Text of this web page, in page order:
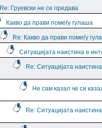
Re: Груевски не се предава
Какво да прави помеѓу гулаша
Re: Какво да прави помеѓу
Ситуацијата наистина е
Re: Ситуацијата
Не сам казал че си
Re: Ситуацијата